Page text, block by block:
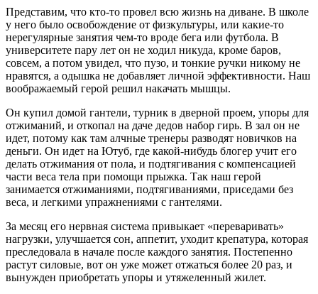
Представим, что кто-то провел всю жизнь на диване. В школе
у него было освобождение от физкультуры, или какие-то
нерегулярные занятия чем-то вроде бега или футбола. В
университете пару лет он не ходил никуда, кроме баров,
совсем, а потом увидел, что пузо, и тонкие ручки никому не
нравятся, а одышка не добавляет личной эффективности. Наш
воображаемый герой решил накачать мышцы.
Он купил домой гантели, турник в дверной проем, упоры для
отжиманий, и откопал на даче дедов набор гирь. В зал он не
идет, потому как там алчные тренеры разводят новичков на
деньги. Он идет на Ютуб, где какой-нибудь блогер учит его
делать отжимания от пола, и подтягивания с компенсацией
части веса тела при помощи прыжка. Так наш герой
занимается отжиманиями, подтягиваниями, приседами без
веса, и легкими упражнениями с гантелями.
За месяц его нервная система привыкает «переваривать»
нагрузки, улучшается сон, аппетит, уходит крепатура, которая
преследовала в начале после каждого занятия. Постепенно
растут силовые, вот он уже может отжаться более 20 раз, и
вынужден приобретать упоры и утяжеленный жилет.